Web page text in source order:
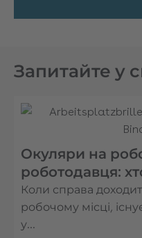
Запитайте у
Окуляри на
роботодавця:
Коли справа
робочому місці,
у…